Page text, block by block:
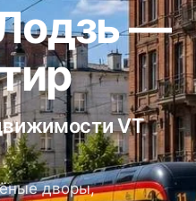
—
VT
дворы,